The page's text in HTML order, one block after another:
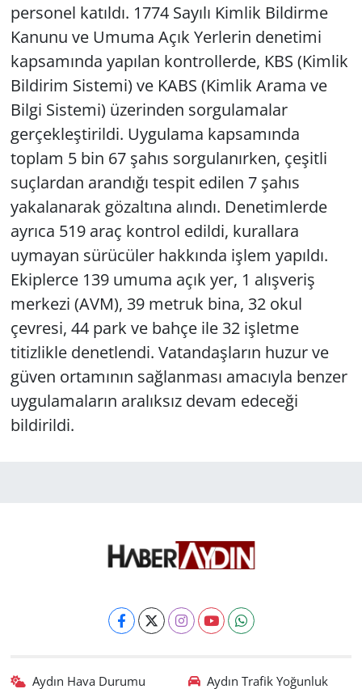
personel katıldı. 1774 Sayılı Kimlik Bildirme
Kanunu ve Umuma Açık Yerlerin denetimi
kapsamında yapılan kontrollerde, KBS (Kimlik
Bildirim Sistemi) ve KABS (Kimlik Arama ve
Bilgi Sistemi) üzerinden sorgulamalar
gerçekleştirildi. Uygulama kapsamında
toplam 5 bin 67 şahıs sorgulanırken, çeşitli
suçlardan arandığı tespit edilen 7 şahıs
yakalanarak gözaltına alındı. Denetimlerde
ayrıca 519 araç kontrol edildi, kurallara
uymayan sürücüler hakkında işlem yapıldı.
Ekiplerce 139 umuma açık yer, 1 alışveriş
merkezi (AVM), 39 metruk bina, 32 okul
çevresi, 44 park ve bahçe ile 32 işletme
titizlikle denetlendi. Vatandaşların huzur ve
güven ortamının sağlanması amacıyla benzer
uygulamaların aralıksız devam edeceği
bildirildi.
Aydın Hava Durumu Aydın Trafik Yoğunluk